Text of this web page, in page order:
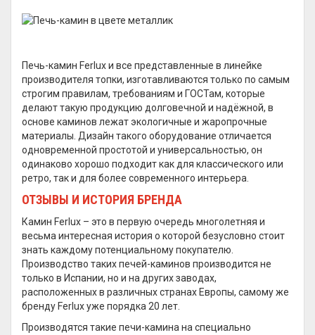
Печь-камин Ferlux и все представленные в линейке
производителя топки, изготавливаются только по самым
строгим правилам, требованиям и ГОСТам, которые
делают такую продукцию долговечной и надёжной, в
основе каминов лежат экологичные и жаропрочные
материалы. Дизайн такого оборудование отличается
одновременной простотой и универсальностью, он
одинаково хорошо подходит как для классического или
ретро, так и для более современного интерьера.
ОТЗЫВЫ И ИСТОРИЯ БРЕНДА
Камин Ferlux – это в первую очередь многолетняя и
весьма интересная история о которой безусловно стоит
знать каждому потенциальному покупателю.
Производство таких печей-каминов производится не
только в Испании, но и на других заводах,
расположенных в различных странах Европы, самому же
бренду Ferlux уже порядка 20 лет.
Производятся такие печи-камина на специально